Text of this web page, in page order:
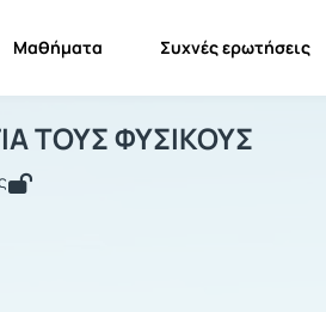
Μαθήματα Συχνές ερωτήσεις
ΓΙΑ ΤΟΥΣ
ΤΟΥΣ ΦΥΣΙΚΟΥΣ